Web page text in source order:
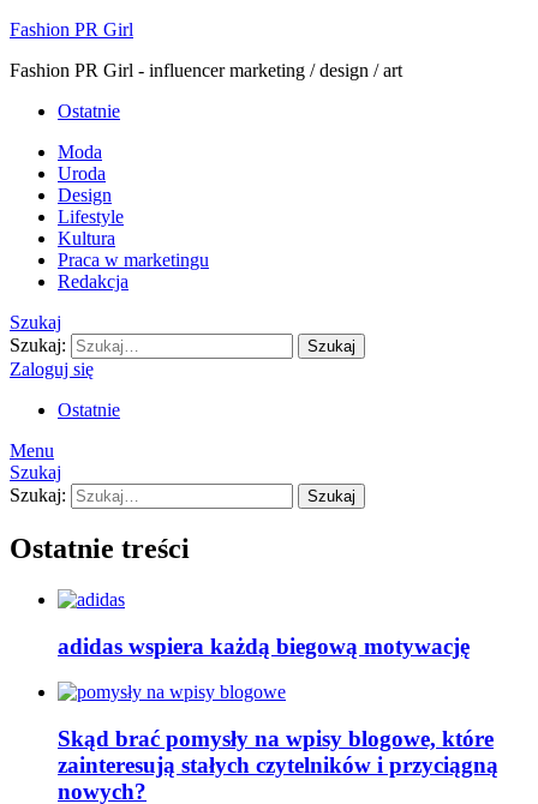
Fashion PR Girl
Fashion PR Girl - influencer marketing / design / art
Ostatnie
Moda
Uroda
Design
Lifestyle
Kultura
Praca w marketingu
Redakcja
Szukaj
Szukaj:
Szukaj
Zaloguj się
Ostatnie
Menu
Szukaj
Szukaj:
Szukaj
Ostatnie treści
adidas wspiera każdą biegową motywację
Skąd brać pomysły na wpisy blogowe, które
zainteresują stałych czytelników i przyciągną
nowych?